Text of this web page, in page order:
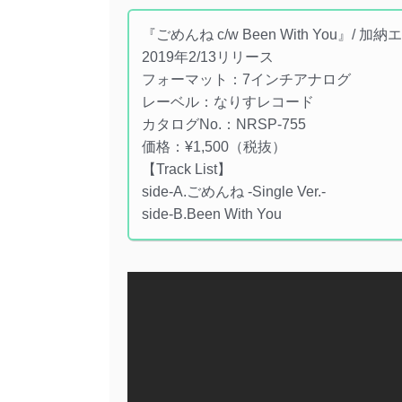
『ごめんね c/w Been With You』/ 加納
2019年2/13リリース
フォーマット：7インチアナログ
レーベル：なりすレコード
カタログNo.：NRSP-755
価格：¥1,500（税抜）
【Track List】
side-A.ごめんね -Single Ver.-
side-B.Been With You